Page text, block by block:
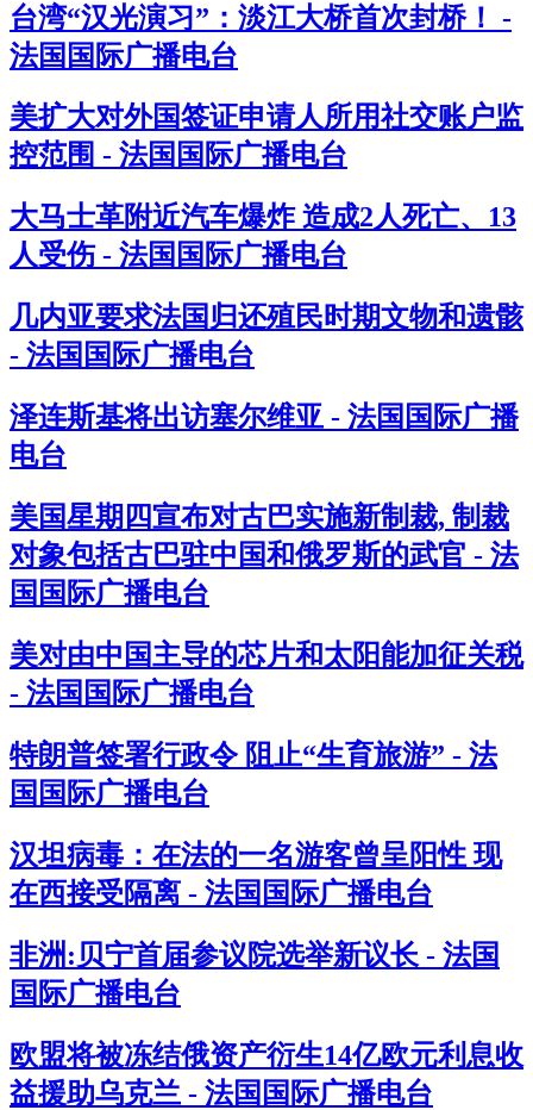
台湾“汉光演习”：淡江大桥首次封桥！ -
法国国际广播电台
美扩大对外国签证申请人所用社交账户监
控范围 - 法国国际广播电台
大马士革附近汽车爆炸 造成2人死亡、13
人受伤 - 法国国际广播电台
几内亚要求法国归还殖民时期文物和遗骸
- 法国国际广播电台
泽连斯基将出访塞尔维亚 - 法国国际广播
电台
美国星期四宣布对古巴实施新制裁, 制裁
对象包括古巴驻中国和俄罗斯的武官 - 法
国国际广播电台
美对由中国主导的芯片和太阳能加征关税
- 法国国际广播电台
特朗普签署行政令 阻止“生育旅游” - 法
国国际广播电台
汉坦病毒：在法的一名游客曾呈阳性 现
在西接受隔离 - 法国国际广播电台
非洲:贝宁首届参议院选举新议长 - 法国
国际广播电台
欧盟将被冻结俄资产衍生14亿欧元利息收
益援助乌克兰 - 法国国际广播电台